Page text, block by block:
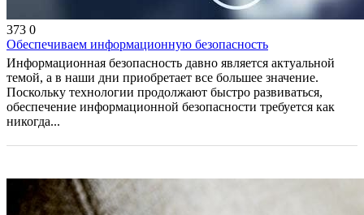
373 0
Обеспечиваем информационную безопасность
Информационная безопасность давно является актуальной
темой, а в наши дни приобретает все большее значение.
Поскольку технологии продолжают быстро развиваться,
обеспечение информационной безопасности требуется как
никогда...